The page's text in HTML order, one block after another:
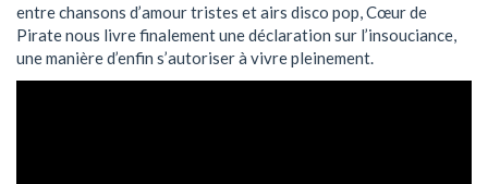
entre chansons d’amour tristes et airs disco pop, Cœur de
Pirate nous livre finalement une déclaration sur l’insouciance,
une manière d’enfin s’autoriser à vivre pleinement.